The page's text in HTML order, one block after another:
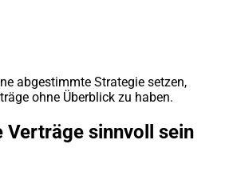
abgestimmte Strategie setzen,
ohne Überblick zu haben.
Verträge sinnvoll sein